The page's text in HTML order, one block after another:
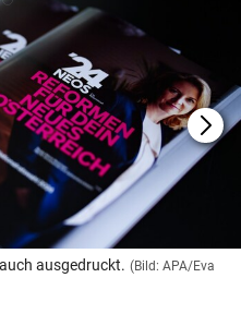
ausgedruckt. (Bild: APA/Eva